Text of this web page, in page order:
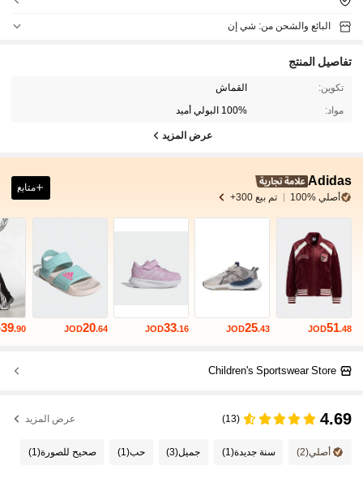
البائع والشحن من: شي إن
تفاصيل المنتج
تكوين: القماش
مواد: 100% البولي أميد
عرض المزيد
Adidas
أصلي %100 تم بيع 300+
متابع
JOD51.48
JOD25.43
JOD33.16
JOD20.64
39.90
Children's Sportswear Store
4.69
(13) عرض المزيد
أصلي(2) سنة جديدة(1) جميل(3) حب(1) صحيح للصورة(1)